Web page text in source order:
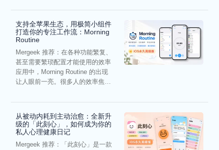
支持全苹果生态，用极简小组件
打造你的专注工作流：Morning
Routine
Mergeek 推荐：在各种功能繁复、
甚至需要繁琐配置才能使用的效率
应用中，Morning Routine 的出现
让人眼前一亮。很多人的效率焦
从被动内耗到主动治愈：全新升
级的「此刻心」，如何成为你的
私人心理健康日记
Mergeek 推荐：「此刻心」是一款